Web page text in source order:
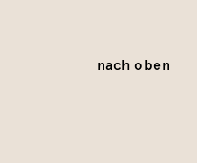
nach oben